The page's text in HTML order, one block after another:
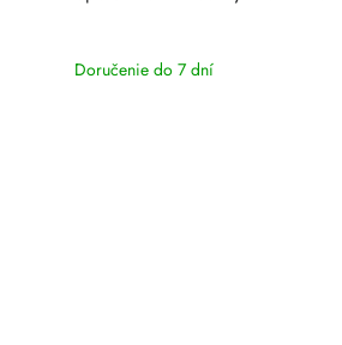
Doručenie do 7 dní